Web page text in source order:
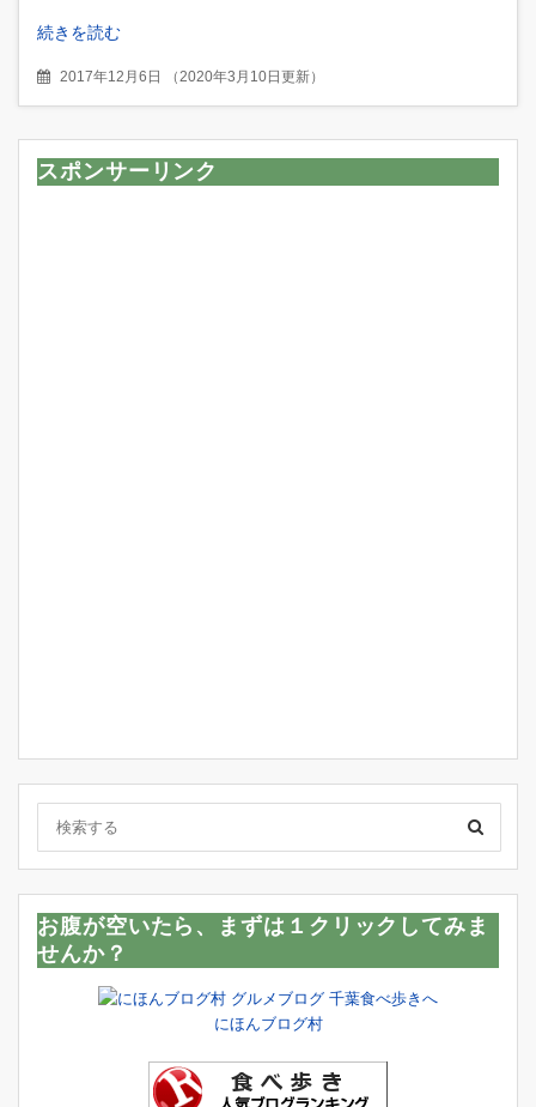
続きを読む
2017年12月6日 （ 2020年3月10日更新）
スポンサーリンク
お腹が空いたら、まずは１クリックしてみま
せんか？
にほんブログ村